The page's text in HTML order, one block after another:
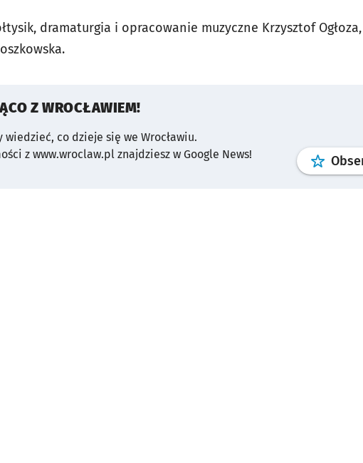
dramaturgia i opracowanie muzyczne Krzysztof
Z WROCŁAWIEM!
wiedzieć, co dzieje się we Wrocławiu.
z www.wroclaw.pl znajdziesz w Google News!